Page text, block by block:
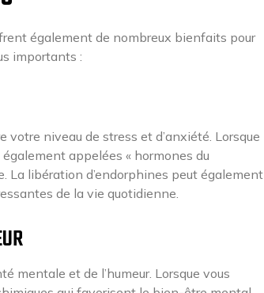
également de nombreux bienfaits pour
importants :
niveau de stress et d’anxiété. Lorsque
appelées « hormones du
La libération d’endorphines peut également
de la vie quotidienne.
mentale et de l’humeur. Lorsque vous